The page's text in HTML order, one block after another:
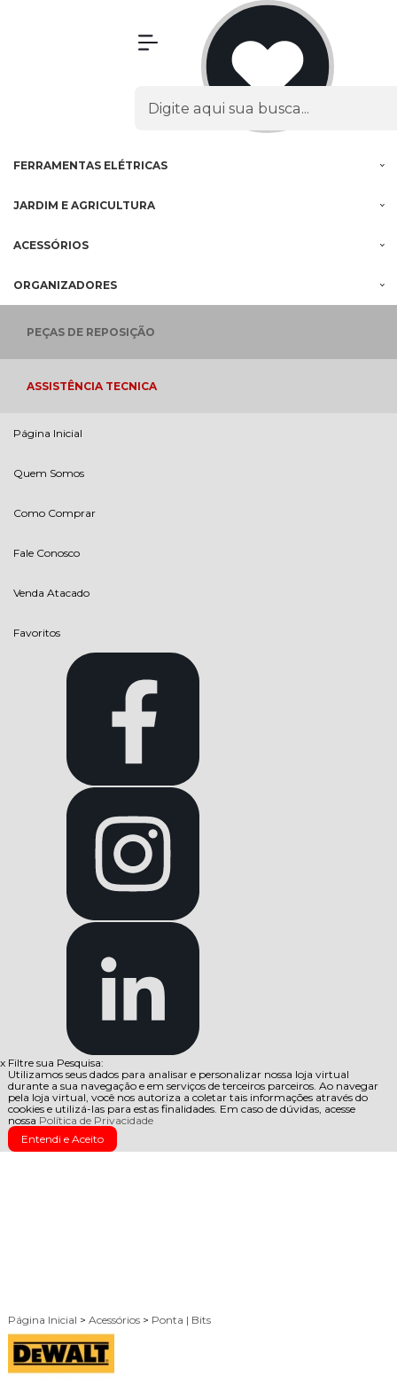
FERRAMENTAS ELÉTRICAS
JARDIM E AGRICULTURA
ACESSÓRIOS
ORGANIZADORES
PEÇAS DE REPOSIÇÃO
ASSISTÊNCIA TECNICA
Página Inicial
Quem Somos
Como Comprar
Fale Conosco
Venda Atacado
Favoritos
x Filtre sua Pesquisa:
Utilizamos seus dados para analisar e personalizar nossa loja virtual
durante a sua navegação e em serviços de terceiros parceiros. Ao navegar
pela loja virtual, você nos autoriza a coletar tais informações através do
cookies e utilizá-las para estas finalidades. Em caso de dúvidas, acesse
nossa Política de Privacidade
Entendi e Aceito
Página Inicial > Acessórios > Ponta | Bits